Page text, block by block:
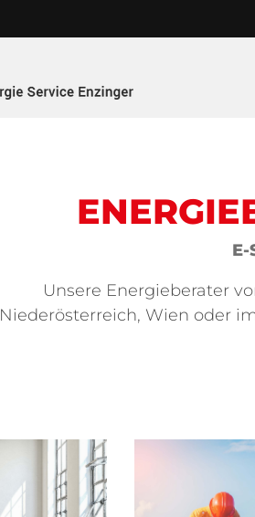
E-
Unsere Energieberater
Niederösterreich, Wien oder